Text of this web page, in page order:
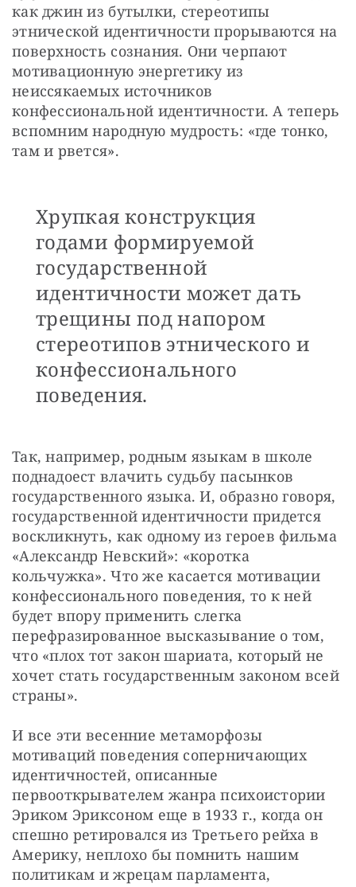
как джин из бутылки, стереотипы
этнической идентичности прорываются на
поверхность сознания. Они черпают
мотивационную энергетику из
неиссякаемых источников
конфессиональной идентичности. А теперь
вспомним народную мудрость: «где тонко,
там и рвется».
Хрупкая конструкция
годами формируемой
государственной
идентичности может дать
трещины под напором
стереотипов этнического и
конфессионального
поведения.
Так, например, родным языкам в школе
поднадоест влачить судьбу пасынков
государственного языка. И, образно говоря,
государственной идентичности придется
воскликнуть, как одному из героев фильма
«Александр Невский»: «коротка
кольчужка». Что же касается мотивации
конфессионального поведения, то к ней
будет впору применить слегка
перефразированное высказывание о том,
что «плох тот закон шариата, который не
хочет стать государственным законом всей
страны».
И все эти весенние метаморфозы
мотиваций поведения соперничающих
идентичностей, описанные
первооткрывателем жанра психоистории
Эриком Эриксоном еще в 1933 г., когда он
спешно ретировался из Третьего рейха в
Америку, неплохо бы помнить нашим
политикам и жрецам парламента,